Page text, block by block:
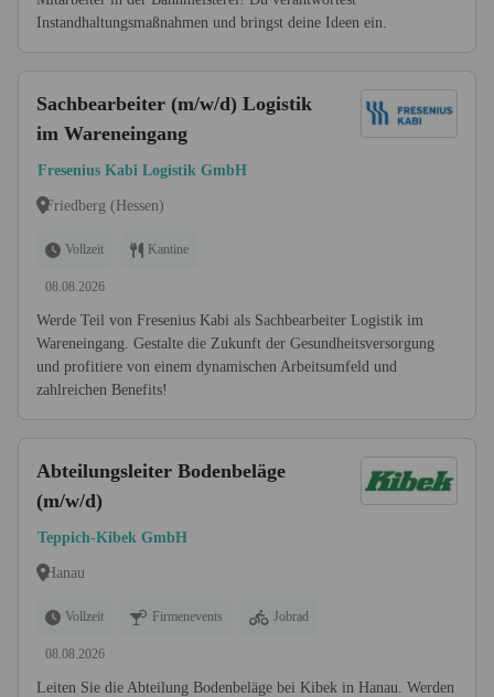
Instandhaltungsmaßnahmen und bringst deine Ideen ein.
Sachbearbeiter (m/w/d) Logistik
im Wareneingang
Fresenius Kabi Logistik GmbH
Friedberg (Hessen)
Vollzeit Kantine
08.08.2026
Werde Teil von Fresenius Kabi als Sachbearbeiter Logistik im
Wareneingang. Gestalte die Zukunft der Gesundheitsversorgung
und profitiere von einem dynamischen Arbeitsumfeld und
zahlreichen Benefits!
Abteilungsleiter Bodenbeläge
(m/w/d)
Teppich-Kibek GmbH
Hanau
Vollzeit Firmenevents Jobrad
08.08.2026
Leiten Sie die Abteilung Bodenbeläge bei Kibek in Hanau. Werden